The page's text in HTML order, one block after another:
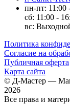
пн-пт: 11:00
сб: 11:00 -
вс:
Политика
Согласие на
Публичная оферта
Карта сайта
© Д-Мастер —
2026
Все права и